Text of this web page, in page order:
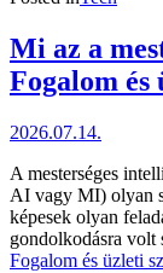
Mi az a
Fogalom és
2026.07.14.
A mesterséges
AI vagy MI) olyan
képesek olyan
gondolkodásra
Fogalom és üzleti